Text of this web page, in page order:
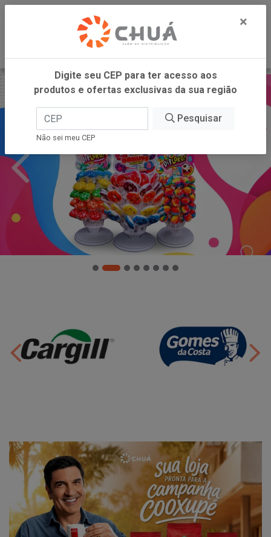
×
Digite seu CEP para ter acesso aos
produtos e ofertas exclusivas da sua região
Pesquisar
Não sei meu CEP